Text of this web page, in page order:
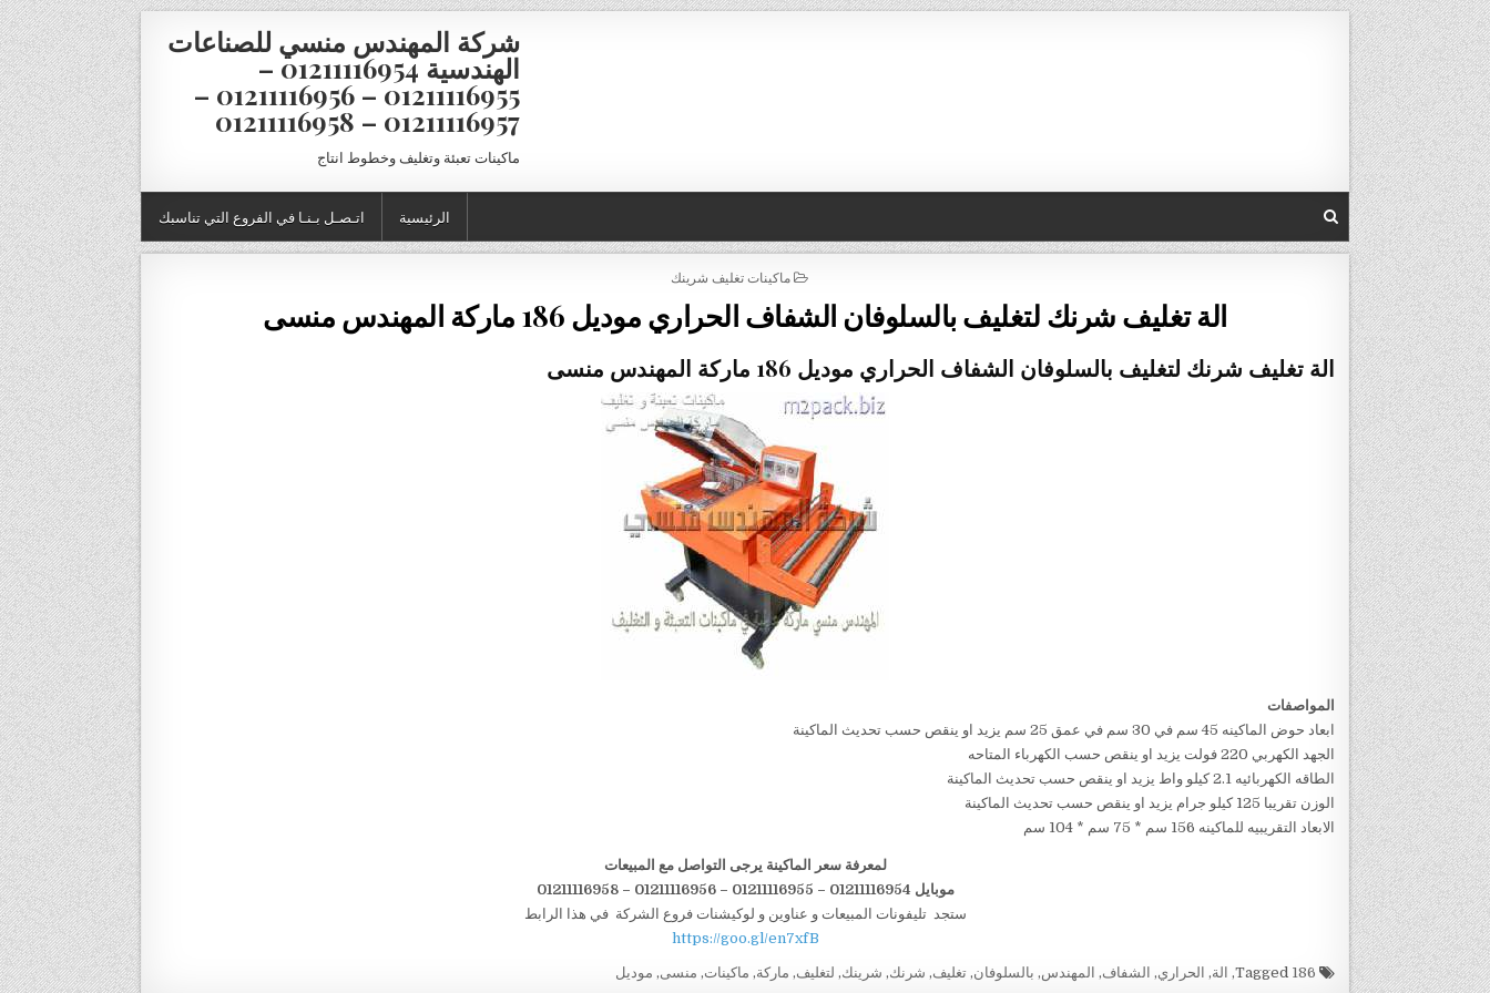
Skip to content
شركة المهندس منسي للصناعات
الهندسية 01211116954 –
01211116955 – 01211116956 –
01211116957 – 01211116958
ماكينات تعبئة وتغليف وخطوط انتاج
اتـصـل بـنـا في الفروع التي تناسبك الرئيسية
POSTED IN
ماكينات تغليف شرينك
الة تغليف شرنك لتغليف بالسلوفان الشفاف الحراري موديل 186 ماركة المهندس منسى
الة تغليف شرنك لتغليف بالسلوفان الشفاف الحراري موديل 186 ماركة المهندس منسى
المواصفات
ابعاد حوض الماكينه 45 سم في 30 سم في عمق 25 سم يزيد او ينقص حسب تحديث الماكينة
الجهد الكهربي 220 فولت يزيد او ينقص حسب الكهرباء المتاحه
الطاقه الكهربائيه 2.1 كيلو واط يزيد او ينقص حسب تحديث الماكينة
الوزن تقريبا 125 كيلو جرام يزيد او ينقص حسب تحديث الماكينة
الابعاد التقريبيه للماكينه 156 سم * 75 سم * 104 سم
لمعرفة سعر الماكينة يرجى التواصل مع المبيعات
موبايل 01211116954 – 01211116955 – 01211116956
–
01211116958
ستجد تليفونات المبيعات و عناوين و لوكيشنات فروع الشركة في هذا الرابط
https://goo.gl/en7xfB
186
, الة, الحراري, الشفاف, المهندس, بالسلوفان, تغليف, شرنك, شرينك, لتغليف, ماركة, ماكينات, منسى, موديل